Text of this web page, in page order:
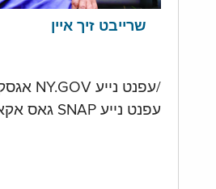
שרייבט זיך איין
/עפנט נייע NY.GOV אגסקאהאל
עפנט נייע SNAP גאס אקאונט